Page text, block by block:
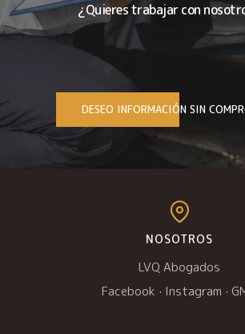
¿Quieres trabajar con
DESEO INFORMACIÓN SIN
NOSOTROS
LVQ Abogados
Facebook · Instagram ·